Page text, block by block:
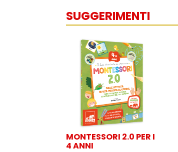
SUGGERIMENTI
MONTESSORI 2.0 PER I
4 ANNI